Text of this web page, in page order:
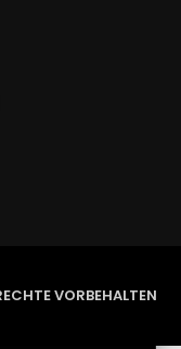
VORBEHALTEN